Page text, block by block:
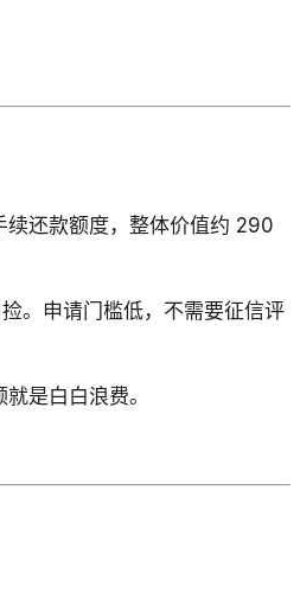
还款额度，整体价值约 290
。申请门槛低，不需要征信评
是白白浪费。